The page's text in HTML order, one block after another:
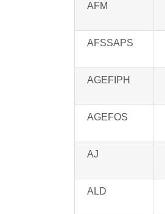
AFM
AFSSAPS
AGEFIPH
AGEFOS
AJ
ALD